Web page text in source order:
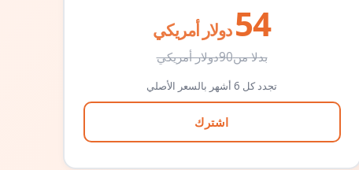
54 دولار أمريكي
بدلا من90دولار أمريكي
تجدد كل 6 أشهر بالسعر الأصلي
اشترك